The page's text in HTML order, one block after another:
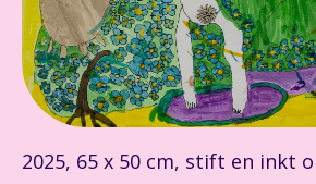
2025, 65 x 50 cm, stift en inkt